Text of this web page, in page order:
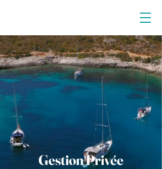
Gestion Privée